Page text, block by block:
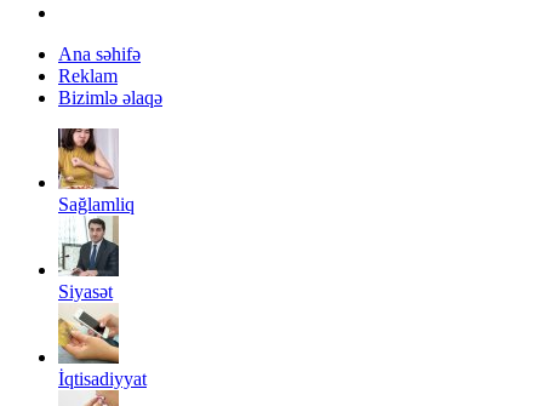
Ana səhifə
Reklam
Bizimlə əlaqə
Sağlamliq
Siyasət
İqtisadiyyat